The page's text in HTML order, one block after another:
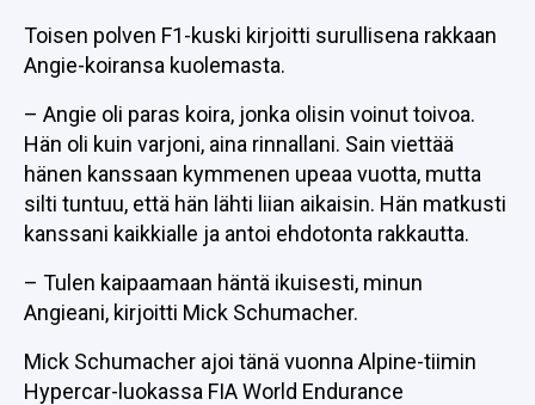
Toisen polven F1-kuski kirjoitti surullisena rakkaan
Angie-koiransa kuolemasta.
– Angie oli paras koira, jonka olisin voinut toivoa.
Hän oli kuin varjoni, aina rinnallani. Sain viettää
hänen kanssaan kymmenen upeaa vuotta, mutta
silti tuntuu, että hän lähti liian aikaisin. Hän matkusti
kanssani kaikkialle ja antoi ehdotonta rakkautta.
– Tulen kaipaamaan häntä ikuisesti, minun
Angieani, kirjoitti Mick Schumacher.
Mick Schumacher ajoi tänä vuonna Alpine-tiimin
Hypercar-luokassa FIA World Endurance